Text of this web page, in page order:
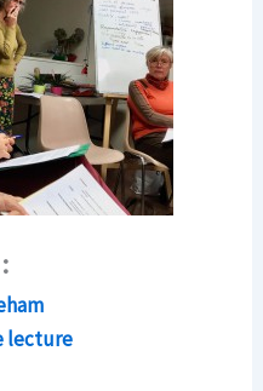
lecture